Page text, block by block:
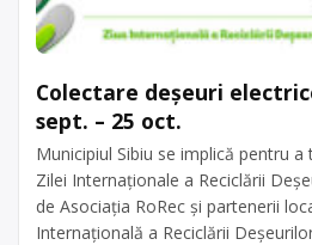
Colectare deșeuri
sept. – 25 oct.
Municipiul Sibiu se implică pentru
Zilei Internaționale a Reciclării
de Asociația RoRec și partenerii
Internațională a Reciclării